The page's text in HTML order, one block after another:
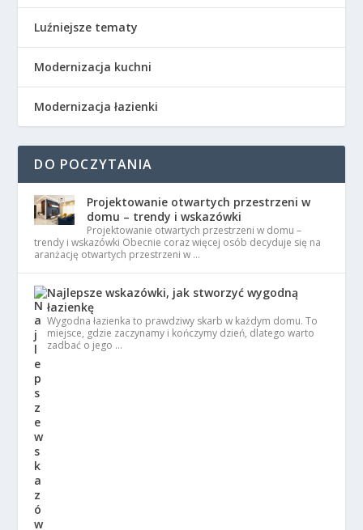
Luźniejsze tematy
Modernizacja kuchni
Modernizacja łazienki
DO POCZYTANIA
Projektowanie otwartych przestrzeni w
domu – trendy i wskazówki
Projektowanie otwartych przestrzeni w domu –
trendy i wskazówki Obecnie coraz więcej osób decyduje się na
aranżację otwartych przestrzeni w …
Najlepsze wskazówki, jak stworzyć wygodną
łazienkę
Wygodna łazienka to prawdziwy skarb w każdym domu. To
miejsce, gdzie zaczynamy i kończymy dzień, dlatego warto
zadbać o jego …